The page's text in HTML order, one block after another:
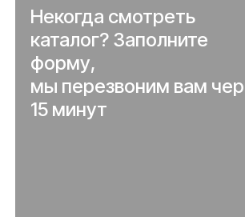
Некогда смотреть
каталог? Заполните
форму,
мы перезвоним вам
15 минут